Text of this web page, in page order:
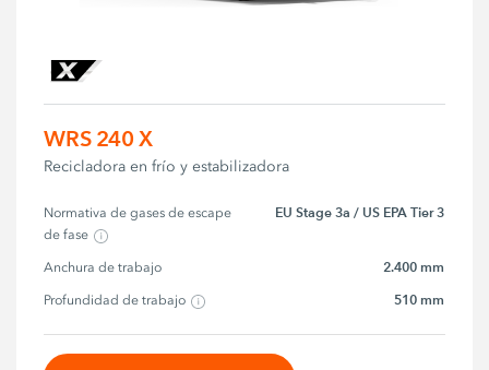
WRS 240 X
Recicladora en frío y estabilizadora
Normativa de gases de escape
de fase
EU Stage 3a / US EPA Tier 3
Anchura de trabajo 2.400 mm
Profundidad de trabajo 510 mm